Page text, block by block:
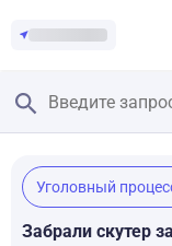
Главная
/
Смотреть
/
Задать вопрос
Уголовный
Забрали скутер